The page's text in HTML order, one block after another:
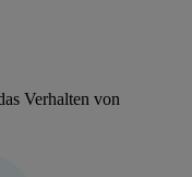
Verhalten von